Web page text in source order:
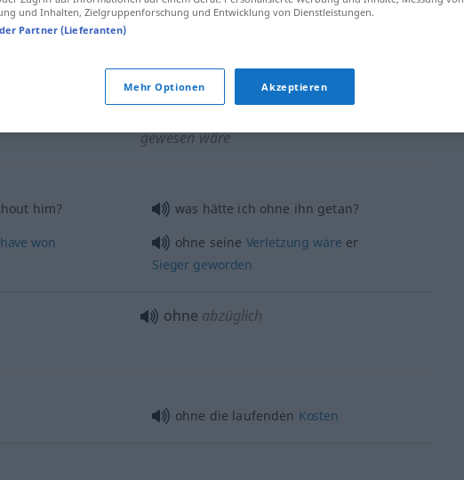
any
ohnewenn etwasodjemand nicht
gewesen wäre
him?
was hätte ich ohne ihn getan?
have won ohne seine Verletzung wäre er
Sieger geworden
ohne abzüglich
ohne die laufenden Kosten
und Inhalten, Zielgruppenforschung und Entwicklung von Dienstleistungen.
Partner (Lieferanten)
Mehr Optionen Akzeptieren